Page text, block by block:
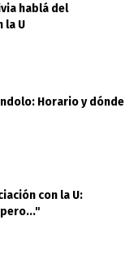
hablá del
la U
Horario y dónde
con la U: